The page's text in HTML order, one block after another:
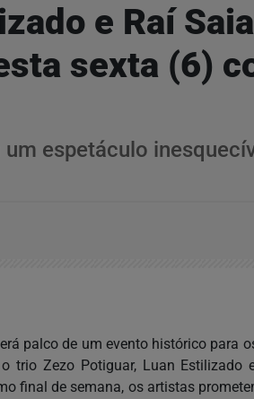
e Raí
sexta (6)
espetáculo
palco de um evento histórico para
trio Zezo Potiguar, Luan Estilizado
final de semana, os artistas